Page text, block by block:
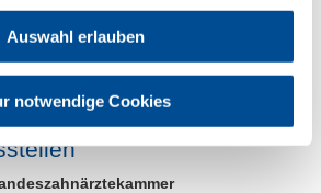
Auswahl erlauben
notwendige Cookies
Daten werden nicht an Dritte
werden für den Zeitraum der Bearbeitung
und anschließend gelöscht.